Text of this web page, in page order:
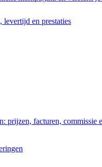
en prestaties
prijzen, facturen, commissie